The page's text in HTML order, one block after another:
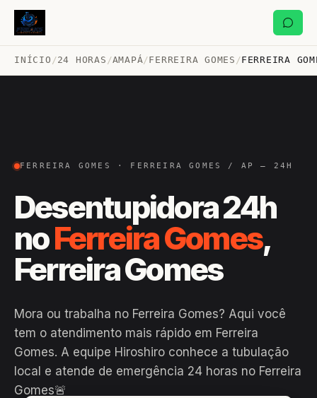
INÍCIO /24 HORAS /AMAPÁ/FERREIRA GOMES /FERREIRA
FERREIRA GOMES · FERREIRA GOMES / AP — 24H
Desentupidora 24h
noFerreira Gomes,
Ferreira Gomes
Mora ou trabalha no Ferreira Gomes? Aqui você
tem o atendimento mais rápido em Ferreira
Gomes. A equipe Hiroshiro conhece a tubulação
local e atende de emergência 24 horas no Ferreira
Gomes🚨